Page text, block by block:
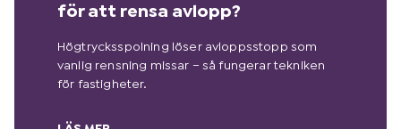
för att rensa avlopp?
Högtrycksspolning löser avloppsstopp som
vanlig rensning missar – så fungerar tekniken
för fastigheter.